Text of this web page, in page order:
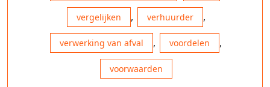
vergelijken , verhuurder ,
verwerking van afval , voordelen ,
voorwaarden